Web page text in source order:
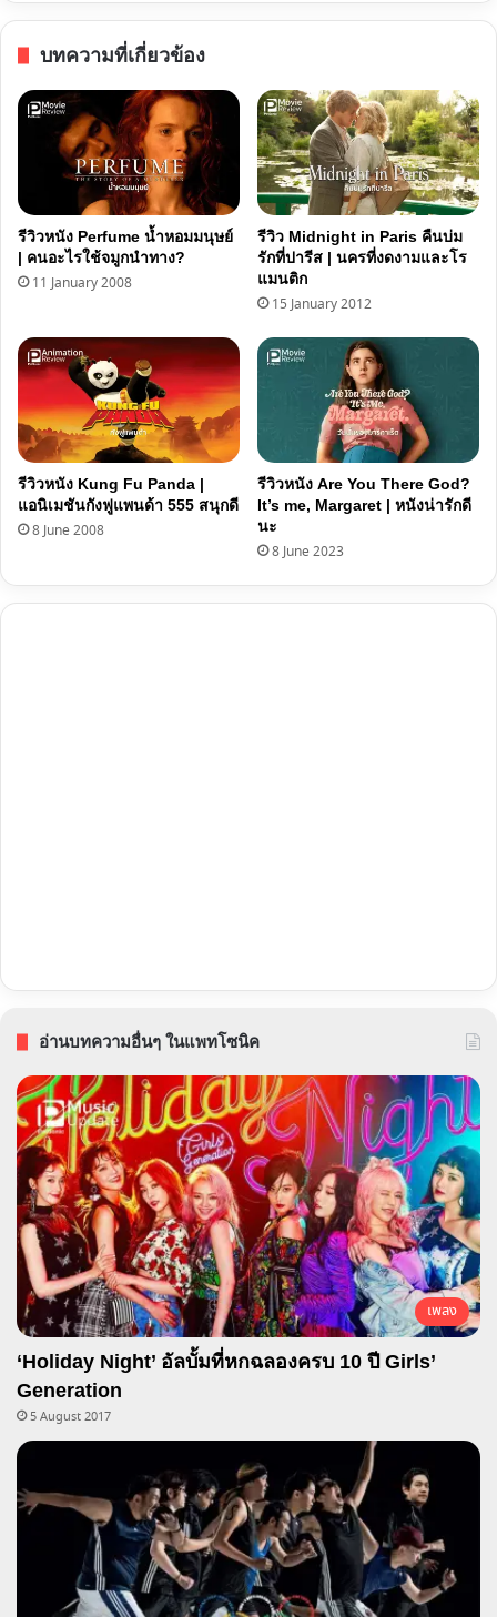
Can'
บทความที่เกี่ยวข้อง
รีวิวหนัง Perfume น้ำหอมมนุษย์
| คนอะไรใช้จมูกนำทาง?
11 January 2008
รีวิว Midnight in Paris คืนบ่ม
รักที่ปารีส | นครที่งดงามและโร
แมนติก
15 January 2012
รีวิวหนัง Kung Fu Panda |
แอนิเมชันกังฟูแพนด้า 555 สนุกดี
8 June 2008
รีวิวหนัง Are You There God?
It’s me, Margaret | หนังน่ารักดี
นะ
8 June 2023
อ่านบทความอื่นๆ ในแพทโซนิค
เพลง
‘Holiday Night’ อัลบั้มที่หกฉลองครบ 10 ปี Girls’
Generation
5 August 2017